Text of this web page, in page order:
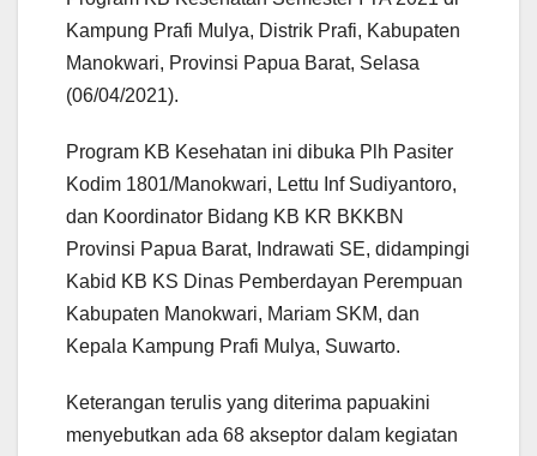
Kampung Prafi Mulya, Distrik Prafi, Kabupaten
Manokwari, Provinsi Papua Barat, Selasa
(06/04/2021).
Program KB Kesehatan ini dibuka Plh Pasiter
Kodim 1801/Manokwari, Lettu Inf Sudiyantoro,
dan Koordinator Bidang KB KR BKKBN
Provinsi Papua Barat, Indrawati SE, didampingi
Kabid KB KS Dinas Pemberdayan Perempuan
Kabupaten Manokwari, Mariam SKM, dan
Kepala Kampung Prafi Mulya, Suwarto.
Keterangan terulis yang diterima papuakini
menyebutkan ada 68 akseptor dalam kegiatan